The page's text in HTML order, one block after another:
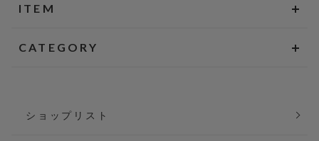
ITEM
CATEGORY
ショップリスト